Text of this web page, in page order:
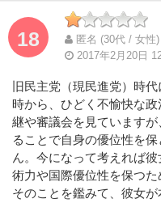
18
匿名 (30代 / 女性)
2017年2月20日
旧民主党（現民進党）時
時から、ひどく不愉快な
継や審議会を見ています
ることで自身の優位性を
ん。今になって考えれば
術力や国際優位性を保つた
そのことを鑑みて、彼女